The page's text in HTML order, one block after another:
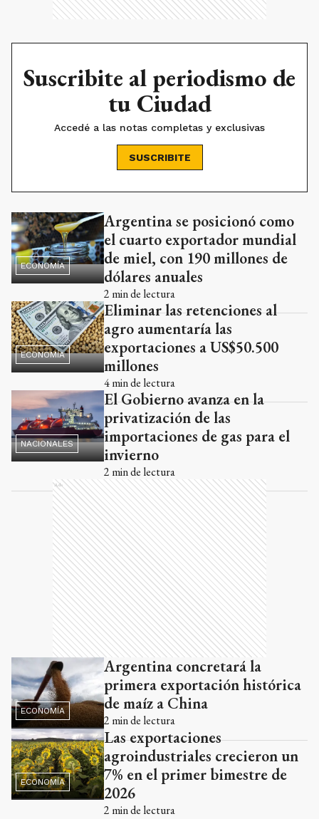
Suscribite al periodismo de
tu Ciudad
Accedé a las notas completas y exclusivas
SUSCRIBITE
ECONOMÍA
Argentina se posicionó como
el cuarto exportador mundial
de miel, con 190 millones de
dólares anuales
2 min de lectura
ECONOMÍA
Eliminar las retenciones al
agro aumentaría las
exportaciones a US$50.500
millones
4min de lectura
NACIONALES
El Gobierno avanza en la
privatización de las
importaciones de gas para el
invierno
2 min de lectura
Ads
ECONOMÍA
Argentina concretará la
primera exportación histórica
de maíz a China
2 min de lectura
ECONOMÍA
Las exportaciones
agroindustriales crecieron un
7% en el primer bimestre de
2026
2 min de lectura